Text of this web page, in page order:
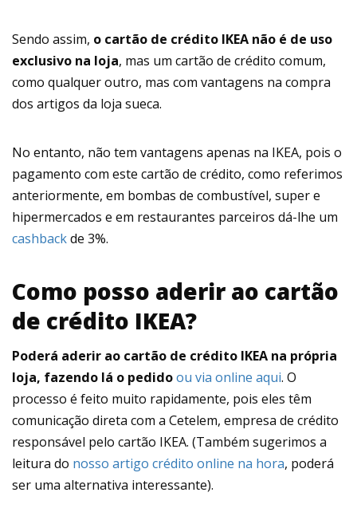
Sendo assim, o cartão de crédito IKEA não é de uso
exclusivo na loja, mas um cartão de crédito comum,
como qualquer outro, mas com vantagens na compra
dos artigos da loja sueca.
No entanto, não tem vantagens apenas na IKEA, pois o
pagamento com este cartão de crédito, como referimos
anteriormente, em bombas de combustível, super e
hipermercados e em restaurantes parceiros dá-lhe um
cashbackde 3%.
Como posso aderir ao cartão
de crédito IKEA?
Poderá aderir ao cartão de crédito IKEA na própria
loja, fazendo lá o pedidoou via online aqui. O
processo é feito muito rapidamente, pois eles têm
comunicação direta com a Cetelem, empresa de crédito
responsável pelo cartão IKEA. (Também sugerimos a
leitura do nosso artigo crédito online na hora, poderá
ser uma alternativa interessante).